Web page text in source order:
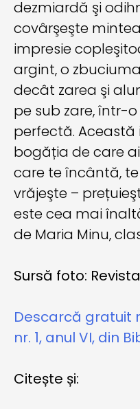
dezmiardă şi
covârşeşte
impresie
argint, o
decât zarea şi
pe sub zare, într-
perfectă.
bogăția de care
care te încântă,
vrăjeşte –
este cea mai
de Maria Minu,
Sursă foto:
Descarcă gratuit
nr. 1, anul VI, din
Citește și: